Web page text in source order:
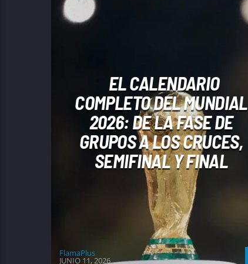
EL CALENDARIO
COMPLETO DEL MUNDIAL
2026: DE LA FASE DE
GRUPOS A LOS CRUCES,
SEMIFINAL Y FINAL
FlamaPlus
JUNIO 11, 2026